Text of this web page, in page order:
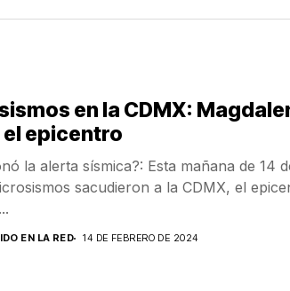
en la CDMX:
epicentro
la alerta sísmica?: Esta mañana de 14
sacudieron a la CDMX, el
EN LA RED 14 DE FEBRERO DE 2024